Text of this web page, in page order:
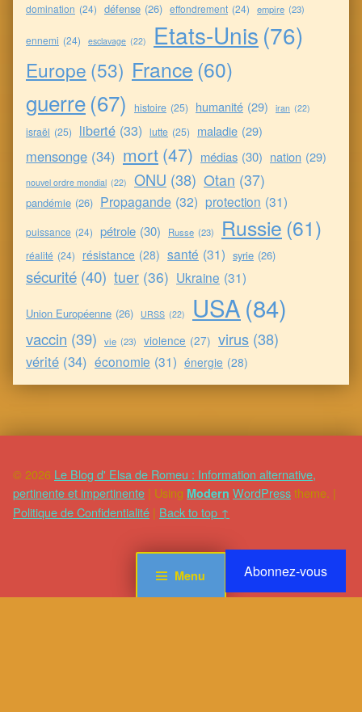
Menu
domination (24) défense (26) effondrement (24) empire (23)
ennemi (24) esclavage (22) Etats-Unis (76)
Europe (53) France (60)
guerre(67) histoire (25) humanité (29) iran (22)
israël (25) liberté (33) lutte (25) maladie (29)
mensonge (34) mort (47) médias (30) nation (29)
nouvel ordre mondial (22) ONU (38) Otan (37)
pandémie (26) Propagande (32) protection (31)
puissance (24) pétrole (30) Russe (23) Russie (61)
réalité (24) résistance (28) santé (31) syrie (26)
sécurité (40) tuer (36) Ukraine (31)
Union Européenne (26) URSS (22) USA(84)
vaccin (39) vie (23) violence (27) virus (38)
vérité (34) économie (31) énergie (28)
© 2026 Le Blog d' Elsa de Romeu : Information alternative,
pertinente et impertinente | Using Modern WordPresstheme. |
Politique de Confidentialité | Back to top ↑
Abonnez-vous